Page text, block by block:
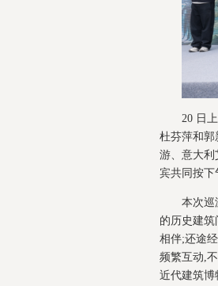
20 日
杜芬萍和郭
游、意大利
宾共同按
本次巡
的历史建
相伴;还途
频繁互动,
近代建筑博